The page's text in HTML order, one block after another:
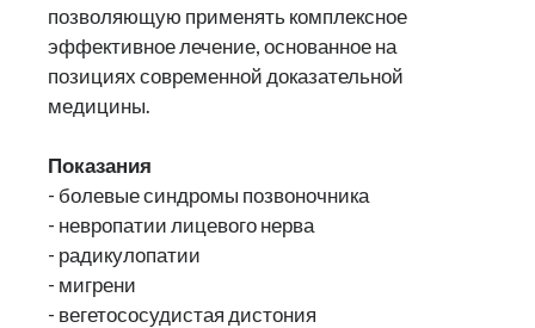
позволяющую применять комплексное
эффективное лечение, основанное на
позициях современной доказательной
медицины.
Показания
- болевые синдромы позвоночника
- невропатии лицевого нерва
- радикулопатии
- мигрени
- вегетососудистая дистония